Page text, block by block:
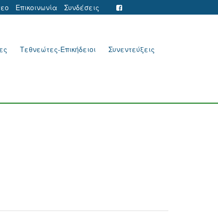
Επικοινωνία Συνδέσεις
Τεθνεώτες-Επικήδειοι Συνεντεύξεις